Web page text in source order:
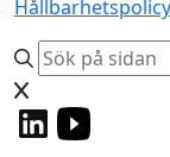
Hållbarhetspolicy